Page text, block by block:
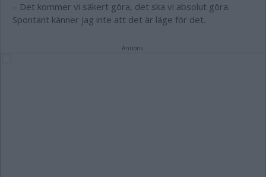
– Det kommer vi säkert göra, det ska vi absolut göra.
Spontant känner jag inte att det är läge för det.
Annons: